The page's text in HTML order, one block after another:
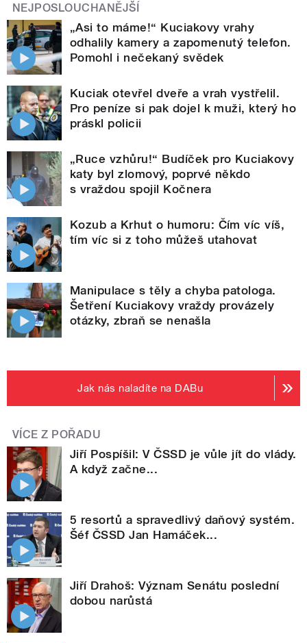
NEJPOSLOUCHANĚJŠÍ
„Asi to máme!“ Kuciakovy vrahy
odhalily kamery a zapomenutý telefon.
Pomohl i nečekaný svědek
Kuciak otevřel dveře a vrah vystřelil.
Pro peníze si pak dojel k muži, který ho
práskl policii
„Ruce vzhůru!“ Budíček pro Kuciakovy
katy byl zlomový, poprvé někdo
s vraždou spojil Kočnera
Kozub a Krhut o humoru: Čím víc víš,
tím víc si z toho můžeš utahovat
Manipulace s těly a chyba patologa.
Šetření Kuciakovy vraždy provázely
otázky, zbraň se nenašla
Jak nás naladíte na DABu
VÍCE Z POŘADU
Jiří Pospíšil: V ČSSD je vůle jít do vlády.
A když začne...
5 resortů a spravedlivý daňový systém.
Šéf ČSSD Jan Hamáček...
Jiří Drahoš: Význam Senátu poslední
dobou narůstá